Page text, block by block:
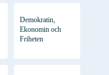
Demokratin,
Ekonomin och
Friheten